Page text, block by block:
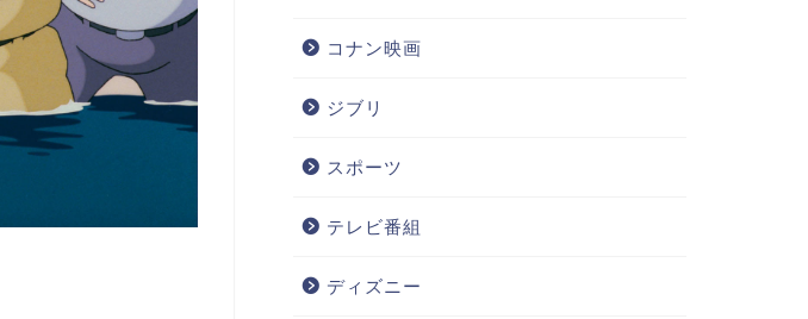
コナン映画
ジブリ
スポーツ
テレビ番組
ディズニー